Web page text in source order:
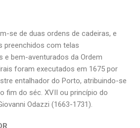
se de duas ordens de cadeiras, e
preenchidos com telas
e bem-aventurados da Ordem
foram executados em 1675 por
entalhador do Porto, atribuindo-se
fim do séc. XVII ou princípio do
Odazzi (1663-1731).